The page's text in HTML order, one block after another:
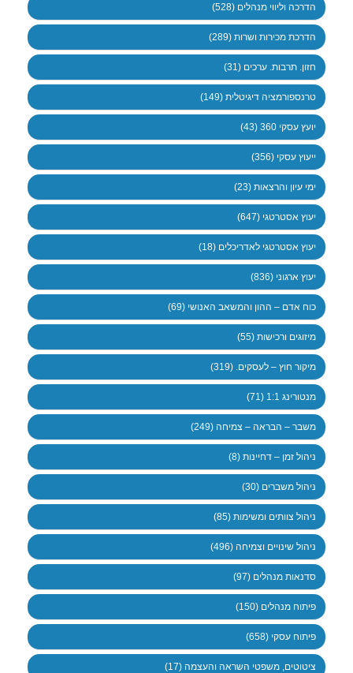
הדרכה וליווי מנהלים (528)
הדרכת מכירות ושרות (289)
חזון. תרבות. ערכים (31)
טרנספורמציה דיגיטלית (149)
יועץ עסקי 360 (43)
ייעוץ עסקי (356)
ימי עיון והרצאות (23)
יעוץ אסטרטגי (647)
יעוץ אסטרטגי לאדריכלים (18)
יעוץ ארגוני (836)
כוח אדם – ההון והמשאב האנושי (69)
מיזוגים ורכישות (55)
מיקור חוץ – לעסקים. (319)
מנטורינג 1:1 (71)
משבר – הבראה – צמיחה (249)
ניהול זמן – דחיינות (8)
ניהול משברים (30)
ניהול צוותים ומשימות (85)
ניהול שינויים וצמיחה (496)
סדנאות מנהלים (97)
פיתוח מנהלים (150)
פיתוח עסקי (658)
ציטוטים, משפטי השראה והעצמה (17)